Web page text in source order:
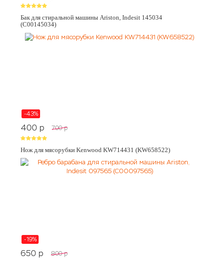
Бак для стиральной машины Ariston, Indesit 145034
(C00145034)
-43%
400 p 700 p
Нож для мясорубки Kenwood KW714431 (KW658522)
-19%
650 p 800 p